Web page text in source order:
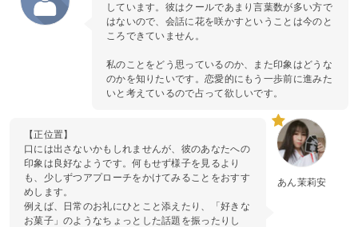
しています。彼はクールであまり言葉数が多い方で
はないので、会話に花を咲かすということは今のと
ころできていません。
私のことをどう思っているのか、また印象はどうな
のかを知りたいです。恋愛的にもう一歩前に進みた
いと考えているので占って欲しいです。
あん茉莉安
【正位置】
口には出さないかもしれませんが、彼のあなたへの
印象は良好なようです。何もせず様子を見るより
も、少しずつアプローチをかけてみることをおすす
めします。
例えば、日常のお礼にひとこと添えたり、「好きな
お菓子」のようなちょっとした話題を振ったりし